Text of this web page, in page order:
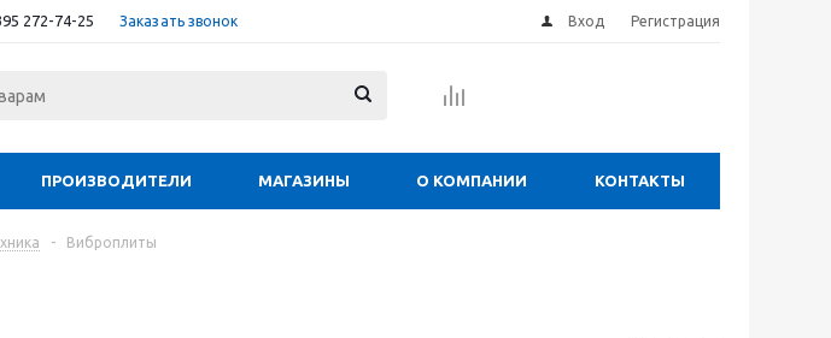
272-74-25 Заказать звонок Вход Регистрация
ПРОИЗВОДИТЕЛИ МАГАЗИНЫ О КОМПАНИИ КОНТАКТЫ
- Виброплиты